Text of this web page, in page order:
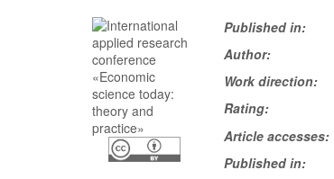
Published in:
Author:
Work direction:
Rating:
Article accesses:
Published in: